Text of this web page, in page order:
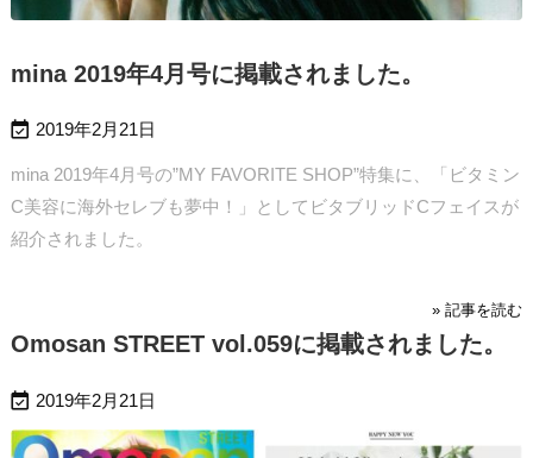
mina 2019年4月号に掲載されました。
 2019年2月21日
mina 2019年4月号の”MY FAVORITE SHOP”特集に、「ビタミン
C美容に海外セレブも夢中！」としてビタブリッドCフェイスが
紹介されました。
» 記事を読む
Omosan STREET vol.059に掲載されました。
 2019年2月21日